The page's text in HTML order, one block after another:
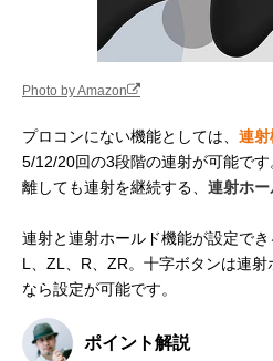
Photo by Amazon
プロコンにない機能としては、 連射
5/12/20回の3段階の連射が可能で
離しても連射を継続する、 連射ホ
連射と連射ホールド機能が設定でき
L、ZL、R、ZR。十字ボタンは連
なら設定が可能です。
ポイント解説